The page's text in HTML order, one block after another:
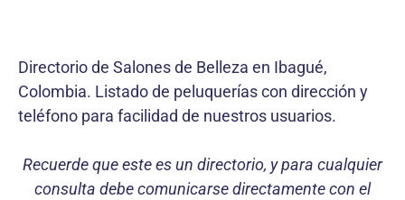
Directorio de Salones de Belleza en Ibagué,
Colombia. Listado de peluquerías con dirección y
teléfono para facilidad de nuestros usuarios.
Recuerde que este es un directorio, y para cualquier
consulta debe comunicarse directamente con el